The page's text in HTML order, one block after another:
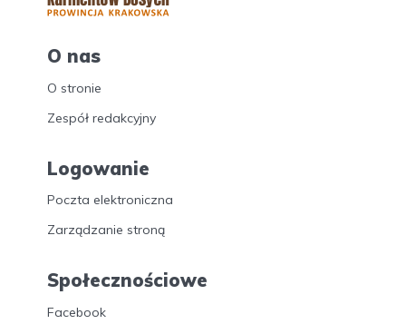
O nas
O stronie
Zespół redakcyjny
Logowanie
Poczta elektroniczna
Zarządzanie stroną
Społecznościowe
Facebook